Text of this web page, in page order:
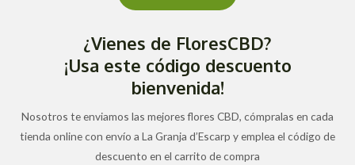
¿Vienes de FloresCBD?
¡Usa este código descuento
bienvenida!
Nosotros te enviamos las mejores flores CBD, cómpralas en cada
tienda online con envío a La Granja d’Escarp y emplea el código de
descuento en el carrito de compra